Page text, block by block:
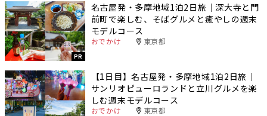
PR
名古屋発・多摩地域1泊2日旅｜深大寺と門
前町で楽しむ、そばグルメと癒やしの週末
モデルコース
おでかけ 東京都
【1日目】名古屋発・多摩地域1泊2日旅｜
サンリオピューロランドと立川グルメを楽
しむ週末モデルコース
おでかけ 東京都